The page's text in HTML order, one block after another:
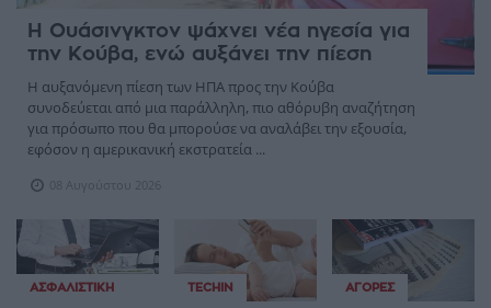
Η Ουάσινγκτον ψάχνει νέα ηγεσία για
την Κούβα, ενώ αυξάνει την πίεση
Η αυξανόμενη πίεση των ΗΠΑ προς την Κούβα
συνοδεύεται από μια παράλληλη, πιο αθόρυβη αναζήτηση
για πρόσωπο που θα μπορούσε να αναλάβει την εξουσία,
εφόσον η αμερικανική εκστρατεία ...
08 Αυγούστου 2026
ΑΣΦΑΛΙΣΤΙΚΉ TECHIN ΑΓΟΡΈΣ